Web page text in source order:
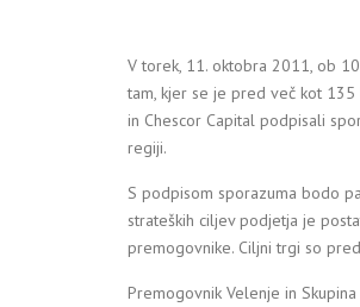
V torek, 11. oktobra 2011, ob
tam, kjer se je pred več kot
in Chescor Capital podpisali
regiji.
S podpisom sporazuma bodo
strateških ciljev podjetja je
premogovnike. Ciljni trgi so
Premogovnik Velenje in